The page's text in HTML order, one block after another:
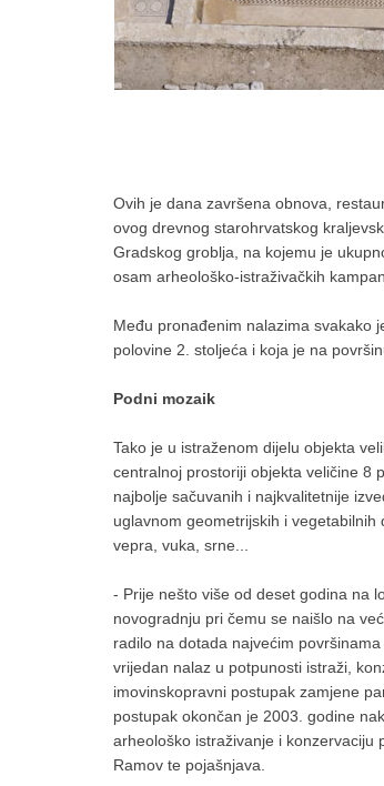
Ovih je dana završena obnova,
ovog drevnog starohrvatskog
Gradskog groblja, na kojemu je
osam arheološko-istraživačkih
Među pronađenim nalazima svakako
polovine 2. stoljeća i koja je na
Podni mozaik
Tako je u istraženom dijelu objekta
centralnoj prostoriji objekta veličine 8
najbolje sačuvanih i najkvalitetnije
uglavnom geometrijskih i vegetabilnih
vepra, vuka, srne...
- Prije nešto više od deset godina na
novogradnju pri čemu se naišlo na
radilo na dotada najvećim
vrijedan nalaz u potpunosti istraži,
imovinskopravni postupak zamjene
postupak okončan je 2003. godine
arheološko istraživanje i konzervaciju
Ramov te pojašnjava.